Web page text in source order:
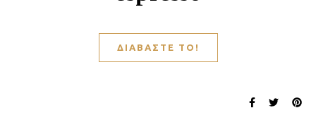
ΔΙΑΒΆΣΤΕ ΤΟ!